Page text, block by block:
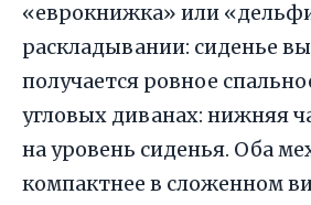
«еврокнижка» или
раскладывании: сиденье
получается ровное
угловых диванах: нижняя
на уровень сиденья. Оба
компактнее в сложенном